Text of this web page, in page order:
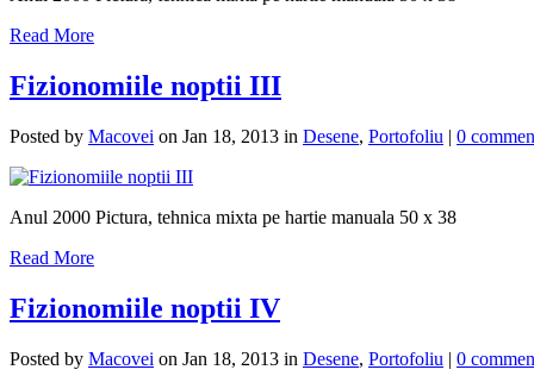
Read More
Fizionomiile noptii III
Posted by Macovei on Jan 18, 2013 in Desene, Portofoliu | 0
Anul 2000 Pictura, tehnica mixta pe hartie manuala 50 x 38
Read More
Fizionomiile noptii IV
Posted by Macovei on Jan 18, 2013 in Desene, Portofoliu | 0